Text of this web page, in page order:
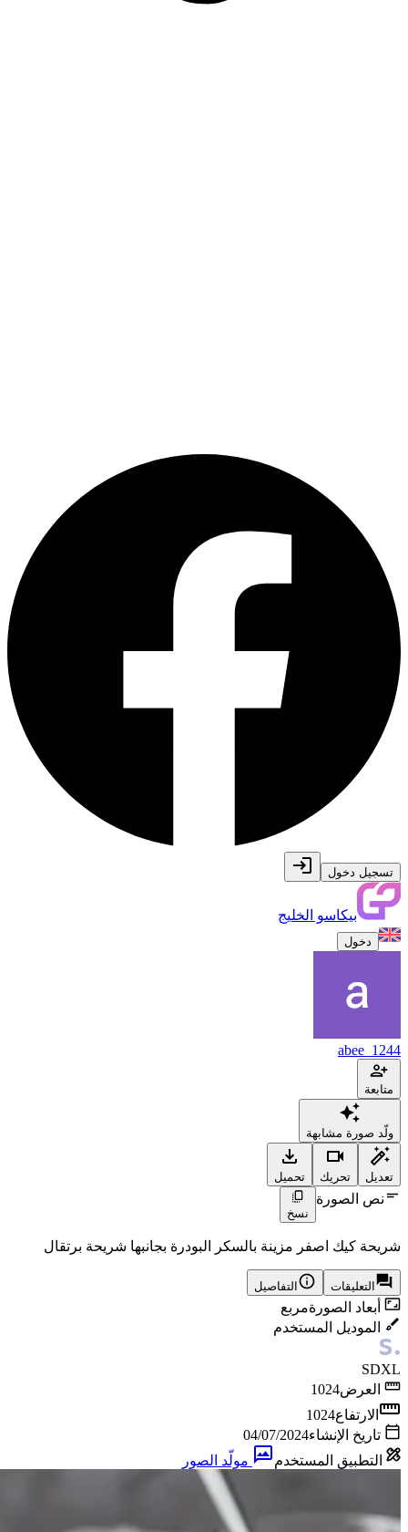
تسجيل دخول
بيكاسو الخليج
دخول
abee_1244
متابعة
ولّد صورة مشابهة
تعديل تحريك تحميل
نص الصورة
نسخ
‏شريحة كيك اصفر مزينة بالسكر البودرة بجانبها شريحة برتقال
التعليقات التفاصيل
أبعاد الصورةمربع
الموديل المستخدم
SDXL
العرض1024
الارتفاع1024
تاريخ الإنشاء04/07/2024
التطبيق المستخدم
مولّد الصور